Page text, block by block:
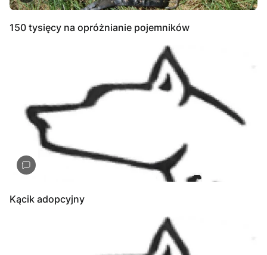
150 tysięcy na opróżnianie pojemników
Kącik adopcyjny